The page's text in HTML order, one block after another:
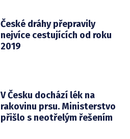
České dráhy přepravily
nejvíce cestujících od roku
2019
V Česku dochází lék na
rakovinu prsu. Ministerstvo
přišlo s neotřelým řešením